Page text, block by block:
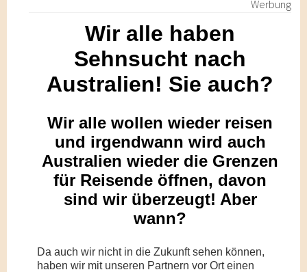
Werbung
Wir alle haben
Sehnsucht nach
Australien! Sie auch?
Wir alle wollen wieder reisen
und irgendwann wird auch
Australien wieder die Grenzen
für Reisende öffnen, davon
sind wir überzeugt! Aber
wann?
Da auch wir nicht in die Zukunft sehen können,
haben wir mit unseren Partnern vor Ort einen